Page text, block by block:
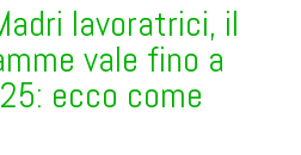
lavoratrici, il
vale fino a
ecco come